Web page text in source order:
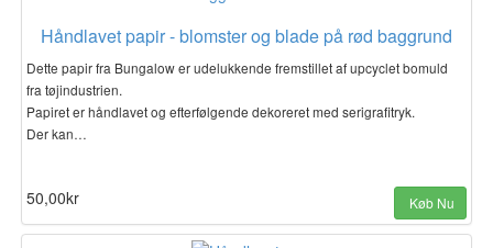
Håndlavet papir - blomster og blade på rød baggrund
Dette papir fra Bungalow er udelukkende fremstillet af upcyclet bomuld
fra tøjindustrien.
Papiret er håndlavet og efterfølgende dekoreret med serigrafitryk.
Der kan…
50,00kr Køb Nu